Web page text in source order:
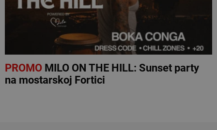
PROMOMILO ON THE HILL: Sunset party
na mostarskoj Fortici